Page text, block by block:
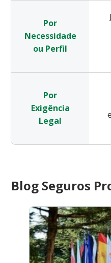
Por
Necessidade
ou Perfil
Por
Exigência
Legal
Blog Seguros